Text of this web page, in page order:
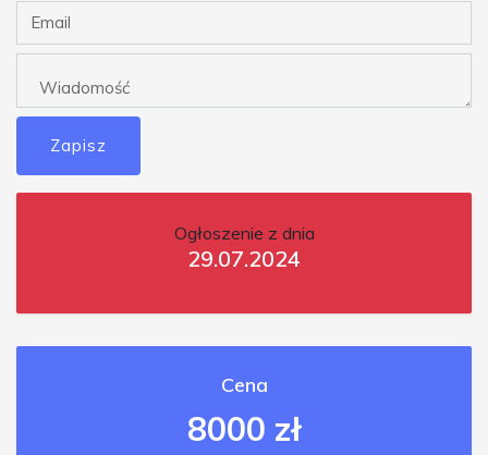
Zapisz
Ogłoszenie z dnia
29.07.2024
Cena
8000 zł